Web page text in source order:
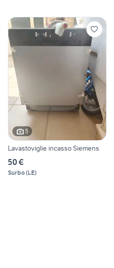
5
Lavastoviglie incasso Siemens
50 €
Surbo(LE)